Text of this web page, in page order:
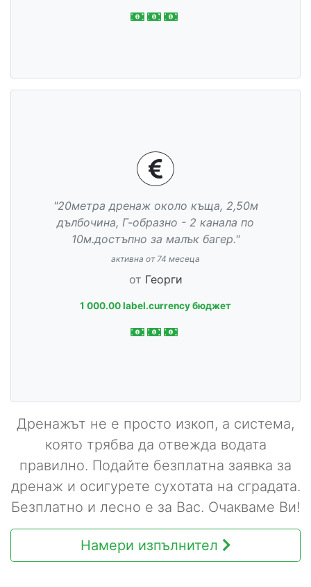
"20метра дренаж около къща, 2,50м
дълбочина, Г-образно - 2 канала по
10м.достъпно за малък багер."
активна от 74 месеца
от Георги
1 000.00 label.currency бюджет
Дренажът не е просто изкоп, а система,
която трябва да отвежда водата
правилно. Подайте безплатна заявка за
дренаж и осигурете сухотата на сградата.
Безплатно и лесно е за Вас. Очакваме Ви!
Намери изпълнител